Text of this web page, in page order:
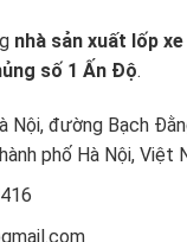
nhà sản xuất lốp
số 1 Ấn Độ.
Nội, đường Bạch
phố Hà Nội, Việt